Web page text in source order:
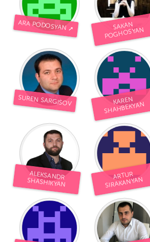
ARA PODOSYAN ➚ SAKAN
POGHOSYAN
SUREN SARGISOV KAREN
SHAHBEKYAN
ALEKSANDR
SHASHIKYAN
ARTUR
SIRAKANYAN